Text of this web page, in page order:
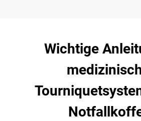
Wichtige